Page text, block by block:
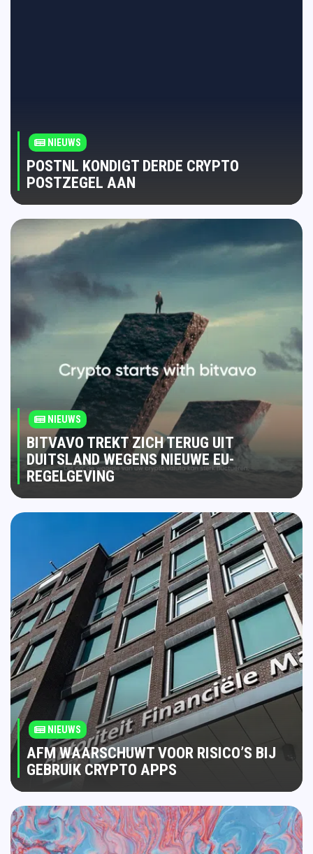
NIEUWS
POSTNL KONDIGT DERDE CRYPTO
POSTZEGEL AAN
NIEUWS
BITVAVO TREKT ZICH TERUG UIT
DUITSLAND WEGENS NIEUWE EU-
REGELGEVING
NIEUWS
AFM WAARSCHUWT VOOR RISICO’S BIJ
GEBRUIK CRYPTO APPS